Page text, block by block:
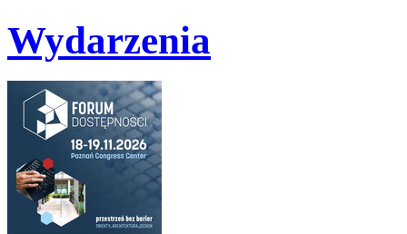
Wydarzenia